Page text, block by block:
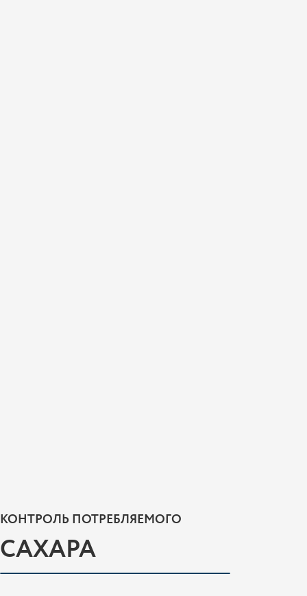
КОНТРОЛЬ ПОТРЕБЛЯЕМОГО
САХАРА